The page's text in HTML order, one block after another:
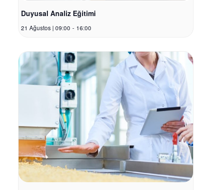
Duyusal Analiz Eğitimi
21 Ağustos | 09:00 - 16:00